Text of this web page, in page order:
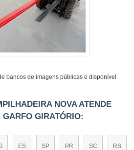
bancos de imagens públicas e disponível
NOVA ATENDE
GIRATÓRIO:
ES SP PR SC RS